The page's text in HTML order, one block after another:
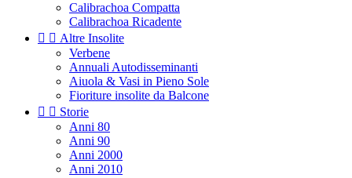
Calibrachoa Compatta
Calibrachoa Ricadente
  Altre Insolite
Verbene
Annuali Autodisseminanti
Aiuola & Vasi in Pieno Sole
Fioriture insolite da Balcone
  Storie
Anni 80
Anni 90
Anni 2000
Anni 2010